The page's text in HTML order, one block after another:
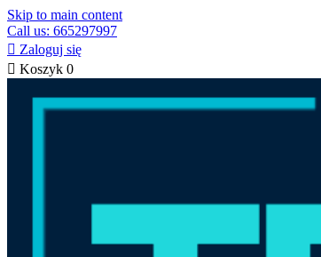
Skip to main content
Call us: 665297997
 Zaloguj się
 Koszyk 0